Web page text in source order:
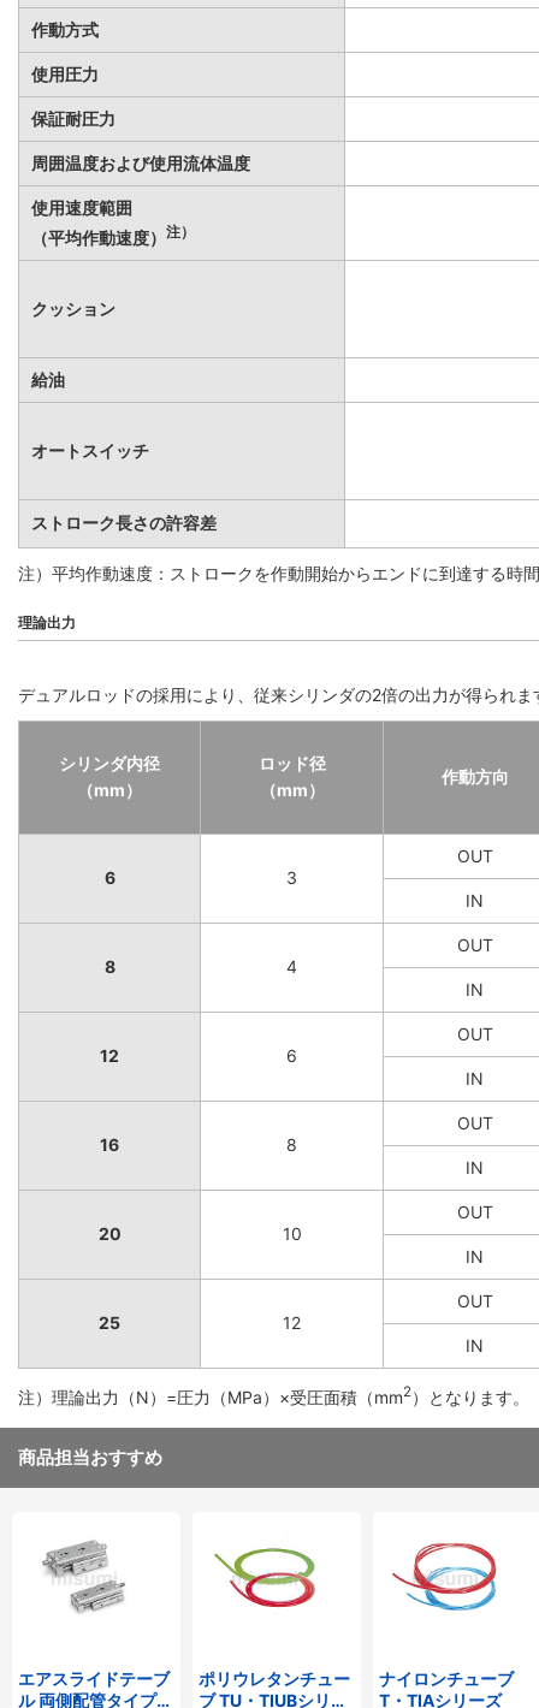
作動方式
使用圧力
保証耐圧力
周囲温度および使用流体温度
使用速度範囲
（平均作動速度） 注）
クッション
給油
オートスイッチ
ストローク長さの許容差
注）平均作動速度：ストロークを作動開始からエンドに到達する時
理論出力
デュアルロッドの採用により、従来シリンダの2倍の出力が得られま
シリンダ内径
（mm）
ロッド径
（mm）
作動方向
6 3
OUT
IN
8 4
OUT
IN
12 6
OUT
IN
16 8
OUT
IN
20 10
OUT
IN
25 12
OUT
IN
注）理論出力（N）=圧力（MPa）×受圧面積（mm2 ）となります。
商品担当おすすめ
エアスライドテーブ
ル 両側配管タイプ/
ポリウレタンチュー
ブ TU・TIUBシリー
ナイロンチューブ
T・TIAシリーズ